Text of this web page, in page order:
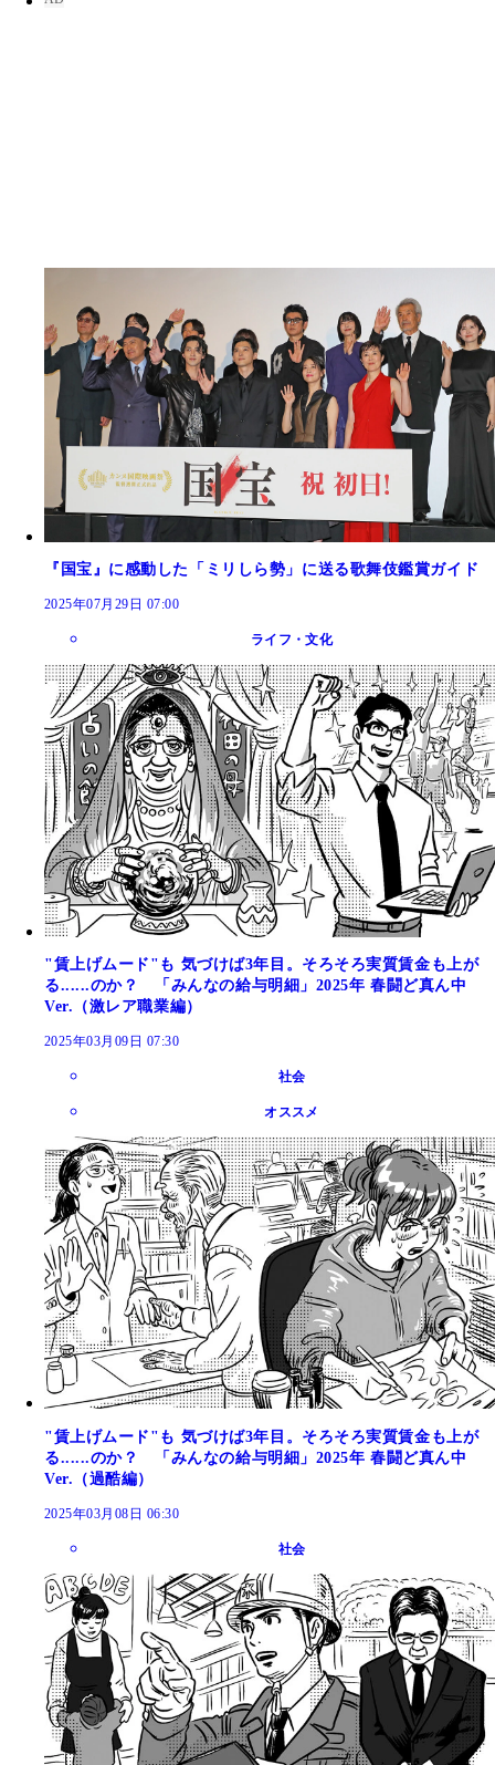
『国宝』に感動した「ミリしら勢」に送る歌舞伎鑑賞ガイド
2025年07月29日 07:00
ライフ・文化
"賃上げムード"も 気づけば3年目。そろそろ実質賃金も上が
る......のか？ 「みんなの給与明細」2025年 春闘ど真ん中
Ver.（激レア職業編）
2025年03月09日 07:30
社会
オススメ
"賃上げムード"も 気づけば3年目。そろそろ実質賃金も上が
る......のか？ 「みんなの給与明細」2025年 春闘ど真ん中
Ver.（過酷編）
2025年03月08日 06:30
社会